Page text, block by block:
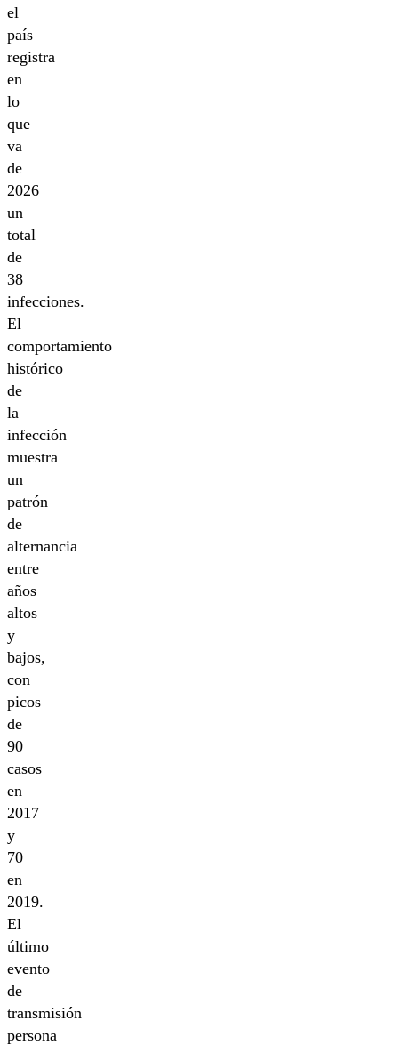
el
país
registra
en
lo
que
va
de
2026
un
total
de
38
infecciones.
El
comportamiento
histórico
de
la
infección
muestra
un
patrón
de
alternancia
entre
años
altos
y
bajos,
con
picos
de
90
casos
en
2017
y
70
en
2019.
El
último
evento
de
transmisión
persona